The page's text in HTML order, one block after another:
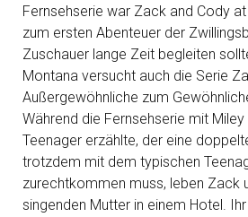
Fernsehserie war Zack and Cody
zum ersten Abenteuer der
Zuschauer lange Zeit begleiten
Montana versucht auch die Serie
Außergewöhnliche zum
Während die Fernsehserie mit
Teenager erzählte, der eine
trotzdem mit dem typischen
zurechtkommen muss, leben Zack
singenden Mutter in einem Hotel.